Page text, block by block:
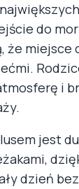
do
że miejsce
i
jest
dzień